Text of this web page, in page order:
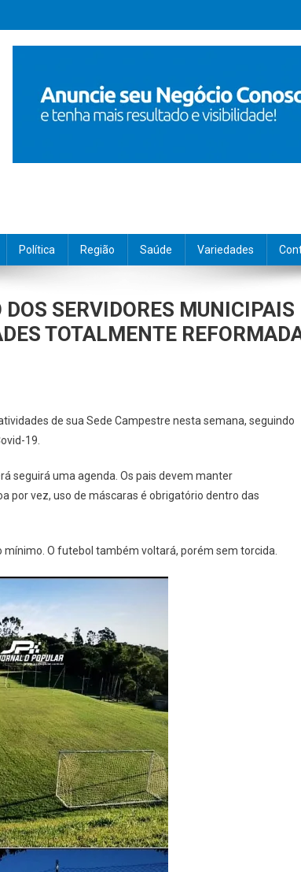
Política Região Saúde Variedades
SERVIDORES MUNICIPAIS
TOTALMENTE
de sua Sede Campestre nesta semana, seguindo
19.
seguirá uma agenda. Os pais devem manter
por vez, uso de máscaras é obrigatório dentro das
O futebol também voltará, porém sem torcida.